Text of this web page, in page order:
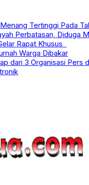
Tertinggi Pada
Perbatasan, Diduga
Rapat Khusus
Warga Dibakar
dari 3 Organisasi Pers